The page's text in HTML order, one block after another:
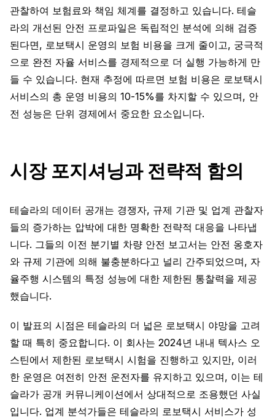
관찰하여 보험료와 책임 체계를 결정하고 있습니다. 테슬
라의 개선된 안전 프로파일은 독립적인 분석에 의해 검증
된다면, 로보택시 운영의 보험 비용을 크게 줄이고, 궁극적
으로 완전 자율 서비스를 경제적으로 더 실행 가능하게 만
들 수 있습니다. 현재 추정에 따르면 보험 비용은 로보택시
서비스의 총 운영 비용의 10-15%를 차지할 수 있으며, 안
전 성능은 단위 경제에서 중요한 요소입니다.
시장 포지셔닝과 전략적 함의
테슬라의 데이터 공개는 경쟁자, 규제 기관 및 업계 관찰자
들의 증가하는 압박에 대한 명확한 전략적 대응을 나타냅
니다. 그들의 이전 분기별 차량 안전 보고서는 안전 옹호자
와 규제 기관에 의해 불충분하다고 널리 간주되었으며, 자
율주행 시스템의 특정 성능에 대한 제한된 통찰력을 제공
했습니다.
이 발표의 시점은 테슬라의 더 넓은 로보택시 야망을 고려
할 때 특히 중요합니다. 이 회사는 2024년 내내 텍사스 오
스틴에서 제한된 로보택시 시험을 진행하고 있지만, 이러
한 운영은 여전히 안전 운전자를 유지하고 있으며, 이는 테
슬라가 공개 커뮤니케이션에서 상대적으로 조용했던 사실
입니다. 업계 분석가들은 테슬라의 로보택시 서비스가 성